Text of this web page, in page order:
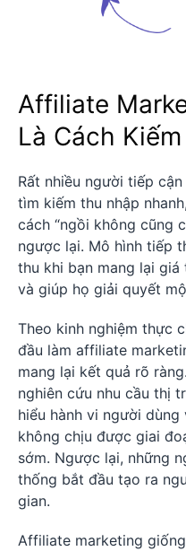
Affiliate
Là Cách
Rất nhiều người tiếp
tìm kiếm thu nhập
cách “ngồi không cũng
ngược lại. Mô hình tiếp
thu khi bạn mang lại
và giúp họ giải quyết
Theo kinh nghiệm thực
đầu làm affiliate
mang lại kết quả rõ
nghiên cứu nhu cầu thị
hiểu hành vi người
không chịu được giai
sớm. Ngược lại, những
thống bắt đầu tạo ra
gian.
Affiliate marketing